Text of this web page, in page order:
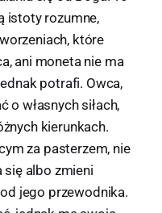
istoty rozumne,
które
ani moneta nie ma
potrafi. Owca,
o własnych siłach,
kierunkach.
za pasterzem, nie
się albo zmieni
jego przewodnika.